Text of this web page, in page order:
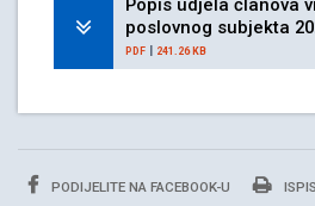
Popis udjela članova
poslovnog subjekta
PDF | 241.26 KB
PODIJELITE NA FACEBOOK-U